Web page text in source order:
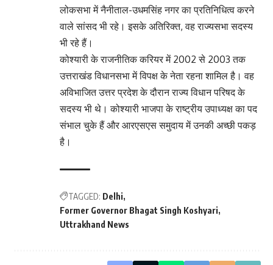
लोकसभा में नैनीताल-उधमसिंह नगर का प्रतिनिधित्व करने
वाले सांसद भी रहे। इसके अतिरिक्त, वह राज्यसभा सदस्य
भी रहे हैं।
कोश्यारी के राजनीतिक करियर में 2002 से 2003 तक
उत्तराखंड विधानसभा में विपक्ष के नेता रहना शामिल है। वह
अविभाजित उत्तर प्रदेश के दौरान राज्य विधान परिषद के
सदस्य भी थे। कोश्यारी भाजपा के राष्ट्रीय उपाध्यक्ष का पद
संभाल चुके हैं और आरएसएस समुदाय में उनकी अच्छी पकड़
है।
TAGGED: Delhi
Former Governor Bhagat Singh Koshyari
Uttrakhand News